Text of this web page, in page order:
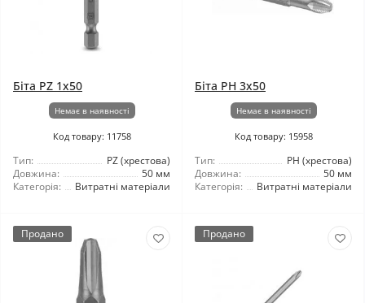
Біта PZ 1x50
Немає в наявності
Код товару: 11758
Тип:
PZ (хрестова)
Довжина:
50 мм
Категорія:
Витратні матеріали
Біта PH 3x50
Немає в наявності
Код товару: 15958
Тип:
РН (хрестова)
Довжина:
50 мм
Категорія:
Витратні матеріали
Продано Продано